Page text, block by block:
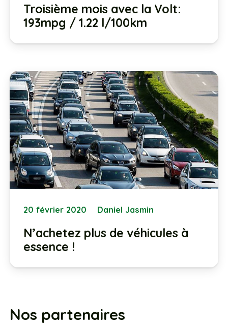
Troisième mois avec la Volt:
193mpg / 1.22 l/100km
20 février 2020 Daniel Jasmin
N’achetez plus de véhicules à
essence !
Nos partenaires